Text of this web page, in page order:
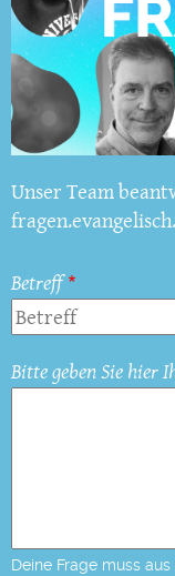
Unser Team
Betreff
Bitte geben Sie hier
Deine Frage muss